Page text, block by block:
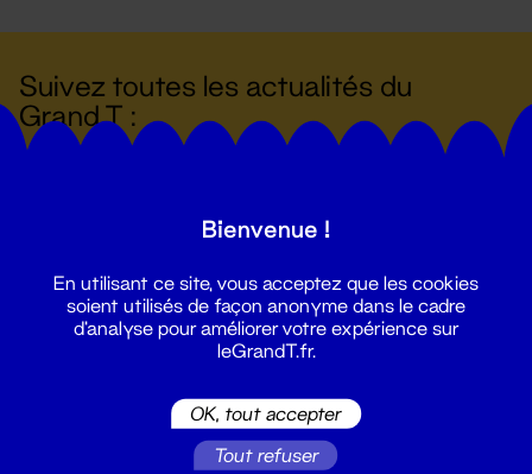
Suivez toutes les actualités du
Grand T :
Bienvenue !
En utilisant ce site, vous acceptez que les cookies
soient utilisés de façon anonyme dans le cadre
d'analyse pour améliorer votre expérience sur
leGrandT.fr.
OK, tout accepter
Tout refuser